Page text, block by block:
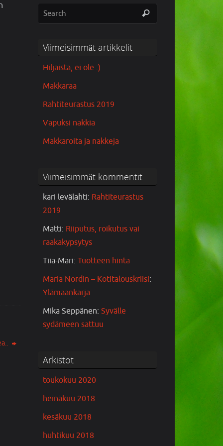
Viimeisimmät artikkelit
Hiljaista, ei ole :)
Makkaraa
Rahtiteurastus 2019
Vapuksi nakkia
Makkaroita ja nakkeja
Viimeisimmät kommentit
kari levälahti: Rahtiteurastus
2019
Matti: Riiputus, roikutus vai
raakakypsytys
Tiia-Mari: Tuotteen hinta
Maria Nordin – Kotitalouskriisi:
Ylämaankarja
Mika Seppänen: Syvälle
sydämeen sattuu
Arkistot
toukokuu 2020
heinäkuu 2018
kesäkuu 2018
huhtikuu 2018